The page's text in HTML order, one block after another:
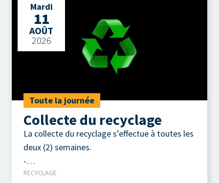
Mardi
11
AOÛT
2026
Toute la journée
Collecte du recyclage
La collecte du recyclage s’effectue à toutes les
deux (2) semaines.
-
Contenants, emballages, imprimés.
RECYCLAGE